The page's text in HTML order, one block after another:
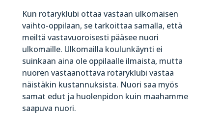
Kun rotaryklubi ottaa vastaan ulkomaisen
vaihto-oppilaan, se tarkoittaa samalla, että
meiltä vastavuoroisesti pääsee nuori
ulkomaille. Ulkomailla koulunkäynti ei
suinkaan aina ole oppilaalle ilmaista, mutta
nuoren vastaanottava rotaryklubi vastaa
näistäkin kustannuksista. Nuori saa myös
samat edut ja huolenpidon kuin maahamme
saapuva nuori.